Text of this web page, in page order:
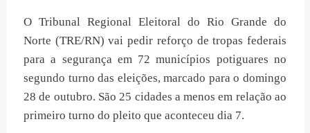
O Tribunal Regional Eleitoral do Rio Grande do
Norte (TRE/RN) vai pedir reforço de tropas federais
para a segurança em 72 municípios potiguares no
segundo turno das eleições, marcado para o domingo
28 de outubro. São 25 cidades a menos em relação ao
primeiro turno do pleito que aconteceu dia 7.